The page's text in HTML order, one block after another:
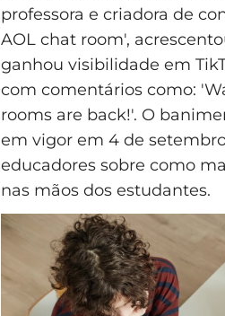
professora e criadora de
AOL chat room',
ganhou visibilidade em
com comentários como:
rooms are back!'. O
em vigor em 4 de
educadores sobre como
nas mãos dos estudantes.